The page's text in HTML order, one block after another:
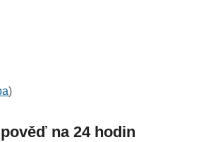
)
na 24 hodin